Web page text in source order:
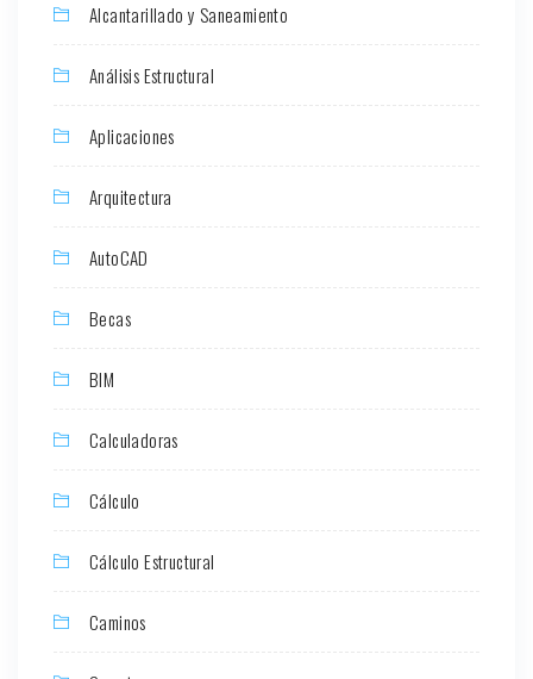
Alcantarillado y Saneamiento
Análisis Estructural
Aplicaciones
Arquitectura
AutoCAD
Becas
BIM
Calculadoras
Cálculo
Cálculo Estructural
Caminos